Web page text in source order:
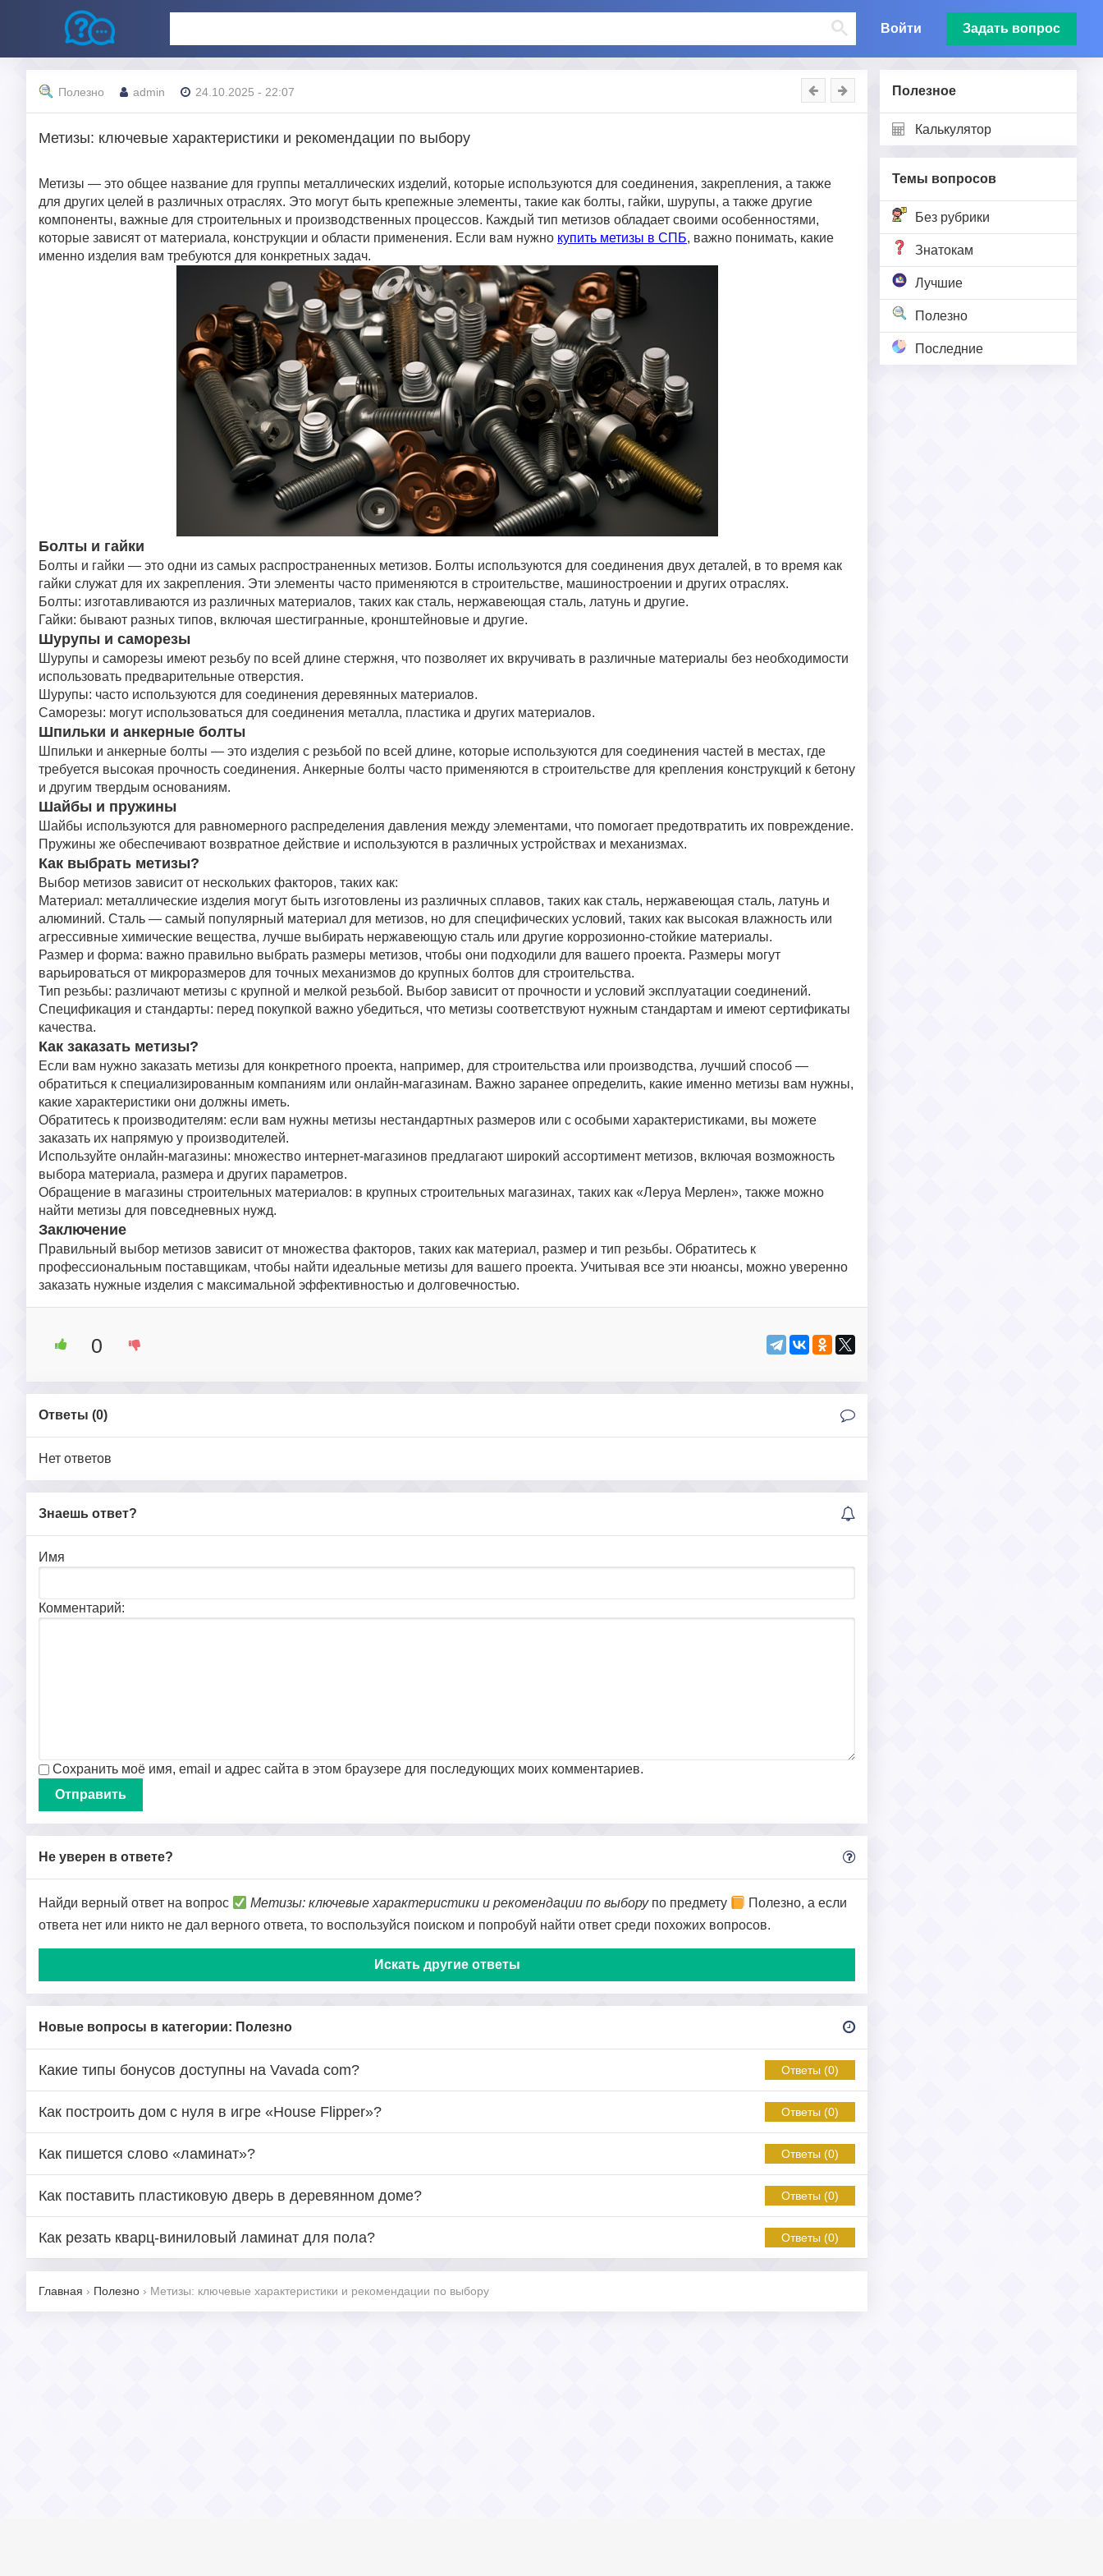
Войти Задать вопрос
Полезное
Калькулятор
Темы вопросов
Без рубрики
Знатокам
Лучшие
Полезно
Последние
Полезно admin 24.10.2025 - 22:07
Метизы: ключевые характеристики и рекомендации по выбору
Метизы — это общее название для группы металлических изделий, которые используются для соединения, закрепления, а также
для других целей в различных отраслях. Это могут быть крепежные элементы, такие как болты, гайки, шурупы, а также другие
компоненты, важные для строительных и производственных процессов. Каждый тип метизов обладает своими особенностями,
которые зависят от материала, конструкции и области применения. Если вам нужно купить метизы в СПБ, важно понимать, какие
именно изделия вам требуются для конкретных задач.
Болты и гайки
Болты и гайки — это одни из самых распространенных метизов. Болты используются для соединения двух деталей, в то время как
гайки служат для их закрепления. Эти элементы часто применяются в строительстве, машиностроении и других отраслях.
Болты: изготавливаются из различных материалов, таких как сталь, нержавеющая сталь, латунь и другие.
Гайки: бывают разных типов, включая шестигранные, кронштейновые и другие.
Шурупы и саморезы
Шурупы и саморезы имеют резьбу по всей длине стержня, что позволяет их вкручивать в различные материалы без необходимости
использовать предварительные отверстия.
Шурупы: часто используются для соединения деревянных материалов.
Саморезы: могут использоваться для соединения металла, пластика и других материалов.
Шпильки и анкерные болты
Шпильки и анкерные болты — это изделия с резьбой по всей длине, которые используются для соединения частей в местах, где
требуется высокая прочность соединения. Анкерные болты часто применяются в строительстве для крепления конструкций к бетону
и другим твердым основаниям.
Шайбы и пружины
Шайбы используются для равномерного распределения давления между элементами, что помогает предотвратить их повреждение.
Пружины же обеспечивают возвратное действие и используются в различных устройствах и механизмах.
Как выбрать метизы?
Выбор метизов зависит от нескольких факторов, таких как:
Материал: металлические изделия могут быть изготовлены из различных сплавов, таких как сталь, нержавеющая сталь, латунь и
алюминий. Сталь — самый популярный материал для метизов, но для специфических условий, таких как высокая влажность или
агрессивные химические вещества, лучше выбирать нержавеющую сталь или другие коррозионно-стойкие материалы.
Размер и форма: важно правильно выбрать размеры метизов, чтобы они подходили для вашего проекта. Размеры могут
варьироваться от микроразмеров для точных механизмов до крупных болтов для строительства.
Тип резьбы: различают метизы с крупной и мелкой резьбой. Выбор зависит от прочности и условий эксплуатации соединений.
Спецификация и стандарты: перед покупкой важно убедиться, что метизы соответствуют нужным стандартам и имеют сертификаты
качества.
Как заказать метизы?
Если вам нужно заказать метизы для конкретного проекта, например, для строительства или производства, лучший способ —
обратиться к специализированным компаниям или онлайн-магазинам. Важно заранее определить, какие именно метизы вам нужны,
какие характеристики они должны иметь.
Обратитесь к производителям: если вам нужны метизы нестандартных размеров или с особыми характеристиками, вы можете
заказать их напрямую у производителей.
Используйте онлайн-магазины: множество интернет-магазинов предлагают широкий ассортимент метизов, включая возможность
выбора материала, размера и других параметров.
Обращение в магазины строительных материалов: в крупных строительных магазинах, таких как «Леруа Мерлен», также можно
найти метизы для повседневных нужд.
Заключение
Правильный выбор метизов зависит от множества факторов, таких как материал, размер и тип резьбы. Обратитесь к
профессиональным поставщикам, чтобы найти идеальные метизы для вашего проекта. Учитывая все эти нюансы, можно уверенно
заказать нужные изделия с максимальной эффективностью и долговечностью.
0
Ответы (0)
Нет ответов
Знаешь ответ?
Имя
Комментарий:
Сохранить моё имя, email и адрес сайта в этом браузере для последующих моих комментариев.
Не уверен в ответе?
Найди верный ответ на вопрос Метизы: ключевые характеристики и рекомендации по выборупо предмету
Полезно, а если
ответа нет или никто не дал верного ответа, то воспользуйся поиском и попробуй найти ответ среди похожих вопросов.
Искать другие ответы
Новые вопросы в категории: Полезно
Какие типы бонусов доступны на Vavada com? Ответы (0)
Как построить дом с нуля в игре «House Flipper»? Ответы (0)
Как пишется слово «ламинат»? Ответы (0)
Как поставить пластиковую дверь в деревянном доме? Ответы (0)
Как резать кварц-виниловый ламинат для пола? Ответы (0)
Главная › Полезно › Метизы: ключевые характеристики и рекомендации по выбору